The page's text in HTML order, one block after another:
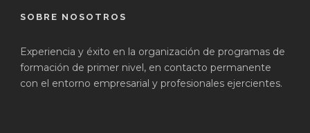
SOBRE NOSOTROS
Experiencia y éxito en la organización de programas de
formación de primer nivel, en contacto permanente
con el entorno empresarial y profesionales ejercientes.